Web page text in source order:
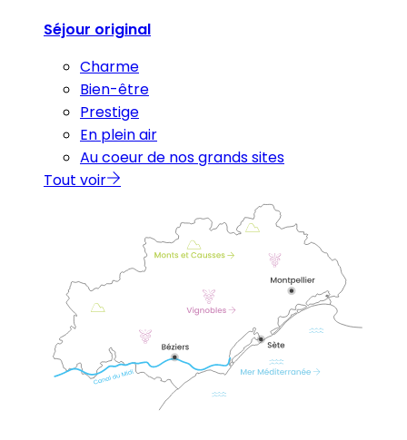
Séjour original
Charme
Bien-être
Prestige
En plein air
Au coeur de nos grands sites
Tout voir